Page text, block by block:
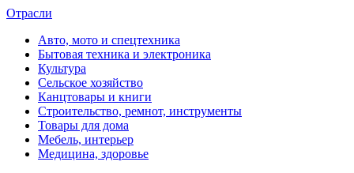
Отрасли
Авто, мото и спецтехника
Бытовая техника и электроника
Культура
Сельское хозяйство
Канцтовары и книги
Строительство, ремнот, инструменты
Товары для дома
Мебель, интерьер
Медицина, здоровье